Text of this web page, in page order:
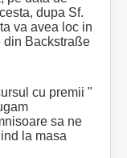
dupa Sf.
va avea loc in
din Backstraße
cu premii "
sa ne
la masa